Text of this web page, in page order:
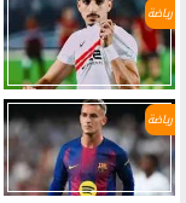
رياضة
رياضة